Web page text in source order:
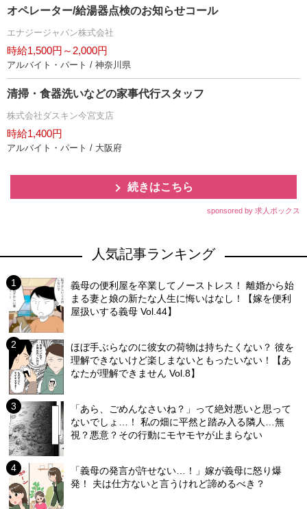
オペレーター/給湯器点検のお知らせコール
エナジージャパン株式会社
時給1,500円～2,000円
アルバイト・パート / 神奈川県
清掃・食器洗いなどの家事代行スタッフ
株式会社ダスキン今宮支店
時給1,400円
アルバイト・パート / 大阪府
続きはこちら
sponsored by 求人ボックス
人気記事ランキング
義母の便利屋を卒業してノーストレス！ 離婚から始
まる妻と娘の新たな人生に悔いはなし！【嫁を便利
屋扱いする義母 Vol.44】
ほぼ手ぶらなのに彼女の荷物は持ちたくない？ 彼を
理解できないけど楽しまないともったいない！【あ
なたが理解できません Vol.8】
「あら、ごめんなさいね？」って絶対悪いと思って
ないでしょ…！ 私の畑に平然と踏み入る隣人…無
視？悪意？その行動にモヤモヤが止まらない
「義母の発言が許せない…！」嫁が義母に怒り爆
発！ 夫は仕方ないと言うけれど諦めるべき？